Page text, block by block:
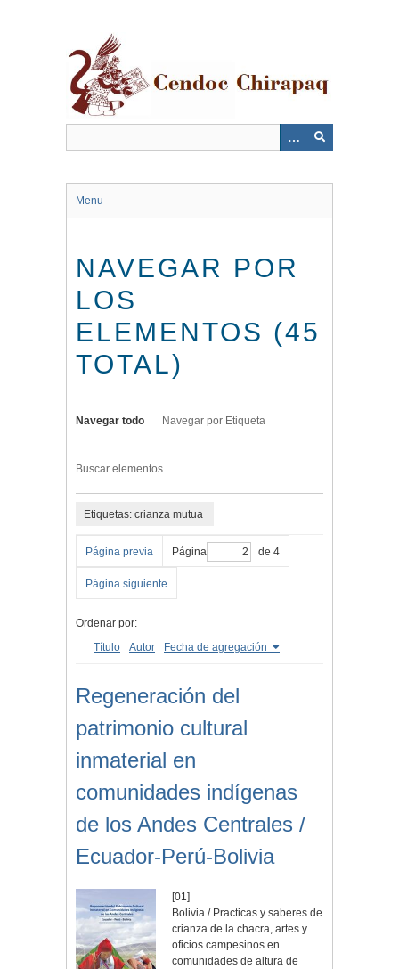
Menu
NAVEGAR POR
LOS
ELEMENTOS (45
TOTAL)
Navegar todo Navegar por Etiqueta
Buscar elementos
Etiquetas: crianza mutua
Página previa Página de 4
Página siguiente
Ordenar por:
Título
Autor Fecha de agregación
Regeneración del
patrimonio cultural
inmaterial en
comunidades indígenas
de los Andes Centrales /
Ecuador-Perú-Bolivia
[01]
Bolivia / Practicas y saberes de
crianza de la chacra, artes y
oficios campesinos en
comunidades de altura de